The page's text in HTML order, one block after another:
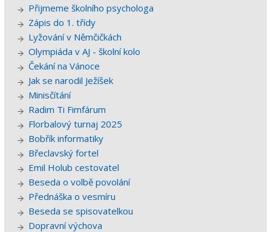
Přijmeme školního psychologa
Zápis do 1. třídy
Lyžování v Němčičkách
Olympiáda v AJ - školní kolo
Čekání na Vánoce
Jak se narodil Ježíšek
Minisčítání
Radim Ti Fimfárum
Florbalový turnaj 2025
Bobřík informatiky
Břeclavský fortel
Emil Holub cestovatel
Beseda o volbě povolání
Přednáška o vesmíru
Beseda se spisovatelkou
Dopravní výchova